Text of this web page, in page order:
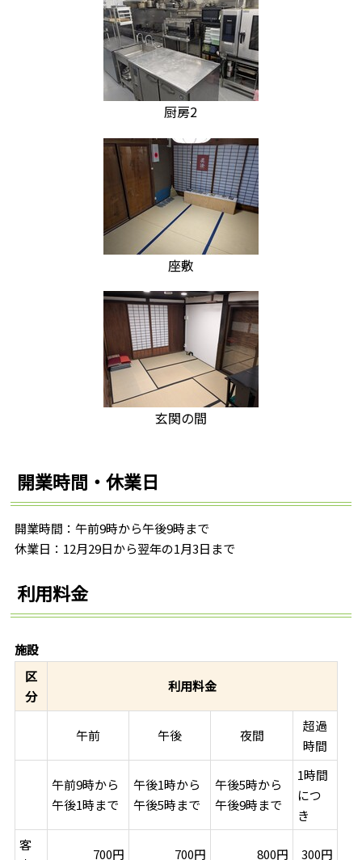
厨房2
座敷
玄関の間
開業時間・休業日
開業時間：午前9時から午後9時まで
休業日：12月29日から翌年の1月3日まで
利用料金
施設
区
分
利用料金
午前 午後 夜間
超過
時間
午前9時から
午後1時まで
午後1時から
午後5時まで
午後5時から
午後9時まで
1時間
につ
き
客
700円 700円 800円 300円